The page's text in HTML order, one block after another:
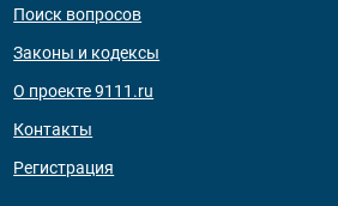
Поиск вопросов
Законы и кодексы
О проекте 9111.ru
Контакты
Регистрация